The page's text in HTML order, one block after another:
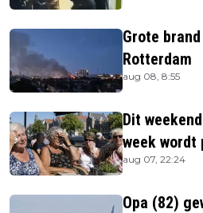
Grote
Rotterdam
aug 08, 8:55
Dit
week wordt
aug 07, 22:24
Opa (82)